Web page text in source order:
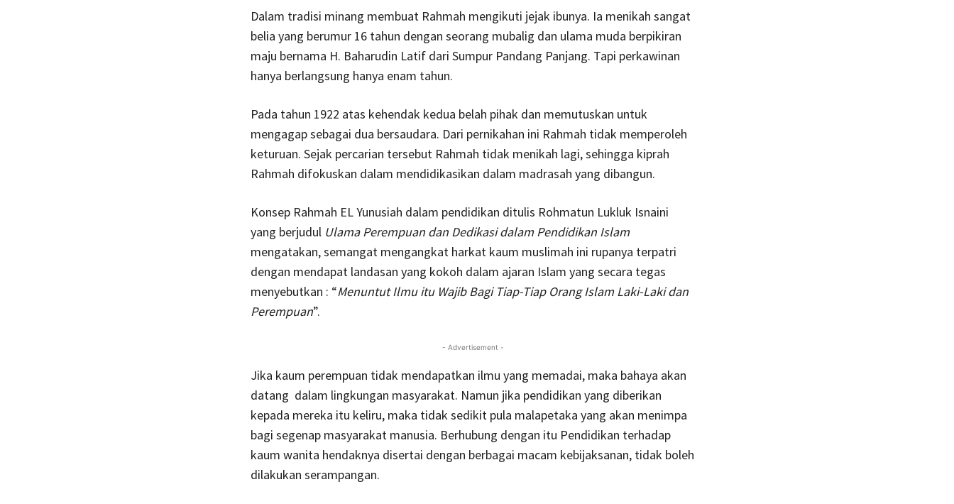
Dalam tradisi minang membuat Rahmah mengikuti jejak ibunya. Ia menikah sangat
belia yang berumur 16 tahun dengan seorang mubalig dan ulama muda berpikiran
maju bernama H. Baharudin Latif dari Sumpur Pandang Panjang. Tapi perkawinan
hanya berlangsung hanya enam tahun.
Pada tahun 1922 atas kehendak kedua belah pihak dan memutuskan untuk
mengagap sebagai dua bersaudara. Dari pernikahan ini Rahmah tidak memperoleh
keturuan. Sejak percarian tersebut Rahmah tidak menikah lagi, sehingga kiprah
Rahmah difokuskan dalam mendidikasikan dalam madrasah yang dibangun.
Konsep Rahmah EL Yunusiah dalam pendidikan ditulis Rohmatun Lukluk Isnaini
yang berjudul Ulama Perempuan dan Dedikasi dalam Pendidikan Islam
mengatakan, semangat mengangkat harkat kaum muslimah ini rupanya terpatri
dengan mendapat landasan yang kokoh dalam ajaran Islam yang secara tegas
menyebutkan : “Menuntut Ilmu itu Wajib Bagi Tiap-Tiap Orang Islam Laki-Laki dan
Perempuan”.
- Advertisement -
Jika kaum perempuan tidak mendapatkan ilmu yang memadai, maka bahaya akan
datang dalam lingkungan masyarakat. Namun jika pendidikan yang diberikan
kepada mereka itu keliru, maka tidak sedikit pula malapetaka yang akan menimpa
bagi segenap masyarakat manusia. Berhubung dengan itu Pendidikan terhadap
kaum wanita hendaknya disertai dengan berbagai macam kebijaksanan, tidak boleh
dilakukan serampangan.